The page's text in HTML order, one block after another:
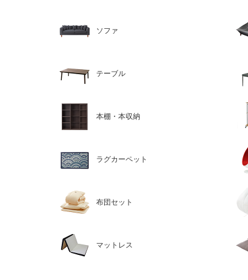
ソファ
テーブル
本棚・本収納
ラグカーペット
布団セット
マットレス